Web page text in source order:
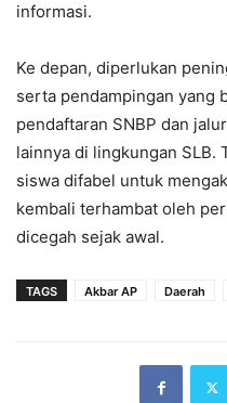
informasi.
Ke depan, diperlukan
serta pendampingan yang
pendaftaran SNBP dan
lainnya di lingkungan SLB.
siswa difabel untuk
kembali terhambat oleh
dicegah sejak awal.
TAGS Akbar AP Daerah